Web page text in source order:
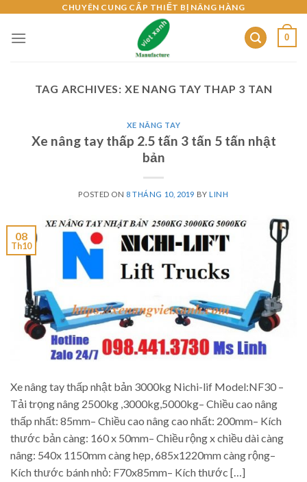
content
CHUYÊN CUNG CẤP THIẾT BỊ NÂNG HÀNG
0
TAG ARCHIVES: XE NANG TAY THAP 3 TAN
XE NÂNG TAY
Xe nâng tay thấp 2.5 tấn 3 tấn 5 tấn nhật
bản
POSTED ON 8 THÁNG 10, 2019 BYLINH
08
Th10
Xe nâng tay thấp nhật bản 3000kg Nichi-lif Model:NF30 –
Tải trọng nâng 2500kg ,3000kg,5000kg– Chiều cao nâng
thấp nhất: 85mm– Chiều cao nâng cao nhất: 200mm– Kích
thước bản càng: 160 x 50mm– Chiều rộng x chiều dài càng
nâng: 540x 1150mm càng hẹp, 685x1220mm càng rộng–
Kích thước bánh nhỏ: F70x85mm– Kích thước […]